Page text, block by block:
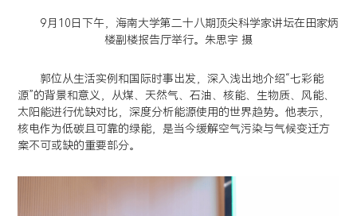
9月10日下午，海南大学第二十八期顶尖科学家讲坛在田家炳
楼副楼报告厅举行。朱思宇 摄
郭位从生活实例和国际时事出发，深入浅出地介绍“七彩能
源”的背景和意义，从煤、天然气、石油、核能、生物质、风能、
太阳能进行优缺对比，深度分析能源使用的世界趋势。他表示，
核电作为低碳且可靠的绿能，是当今缓解空气污染与气候变迁方
案不可或缺的重要部分。